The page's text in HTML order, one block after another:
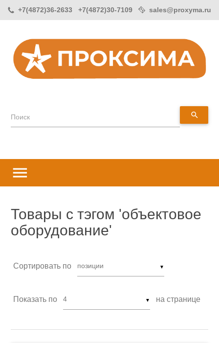
+7(4872)36-2633 +7(4872)30-7109 sales@proxyma.ru
Поиск search
menu
Товары с тэгом 'объектовое
оборудование'
Сортировать по ▼
Показать по ▼ на странице